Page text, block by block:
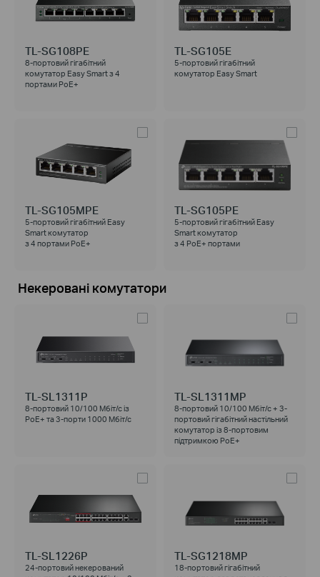
TL-SG108PE
8-портовий гігабітний
комутатор Easy Smart з 4
портами PoE+
TL-SG105E
5-портовий гігабітний
комутатор Easy Smart
TL-SG105MPE
5-портовий гігабітний Easy
Smart комутатор
з 4 портами PoE+
TL-SG105PE
5-портовий гігабітний Easy
Smart комутатор
з 4 РоЕ+ портами
Некеровані комутатори
TL-SL1311P
8-портовий 10/100 Мбіт/с із
PoE+ та 3-порти 1000 Мбіт/с
TL-SL1311MP
8-портовий 10/100 Мбіт/с + 3-
портовий гігабітний настільний
комутатор із 8-портовим
підтримкою PoE+
TL-SL1226P
24-портовий некерований
TL-SG1218MP
18-портовий гігабітний